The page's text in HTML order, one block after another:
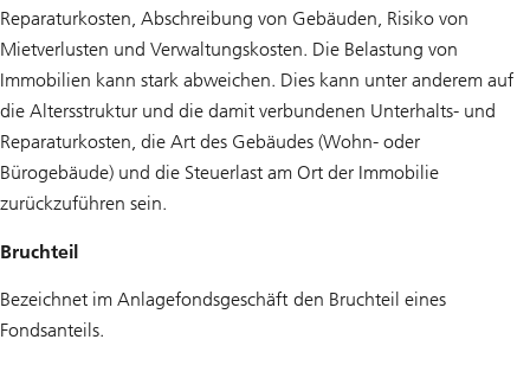
Reparaturkosten, Abschreibung von Gebäuden, Risiko von
Mietverlusten und Verwaltungskosten. Die Belastung von
Immobilien kann stark abweichen. Dies kann unter anderem auf
die Altersstruktur und die damit verbundenen Unterhalts- und
Reparaturkosten, die Art des Gebäudes (Wohn- oder
Bürogebäude) und die Steuerlast am Ort der Immobilie
zurückzuführen sein.
Bruchteil
Bezeichnet im Anlagefondsgeschäft den Bruchteil eines
Fondsanteils.